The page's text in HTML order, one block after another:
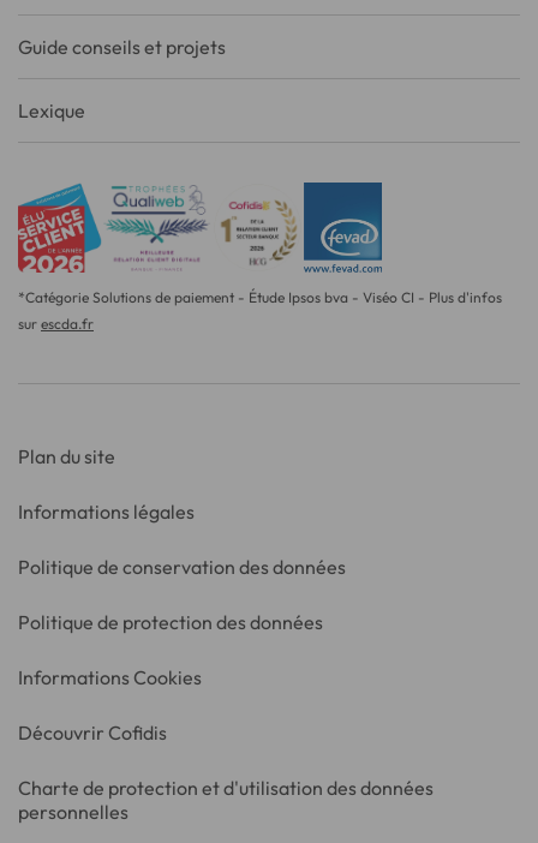
Guide conseils et projets
Lexique
*Catégorie Solutions de paiement - Étude Ipsos bva - Viséo CI - Plus d'infos
sur escda.fr
Plan du site
Informations légales
Politique de conservation des données
Politique de protection des données
Informations Cookies
Découvrir Cofidis
Charte de protection et d'utilisation des données
personnelles